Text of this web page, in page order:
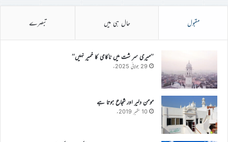
مقبول حال ہی میں تبصرے
’’میری سر شت میں ناکامی کا خمیر نہیں‘‘
29 جولائی 2025ء
مومن دلیر اور شجاع ہوتا ہے
10 ستمبر 2019ء